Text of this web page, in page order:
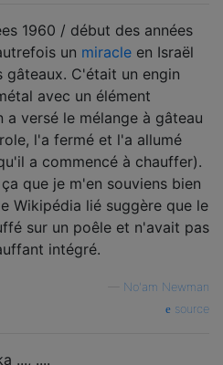
1960 / début des années
un miracle en Israël
gâteaux. C'était un engin
avec un élément
a versé le mélange à gâteau
l'a fermé et l'a allumé
a commencé à chauffer).
que je m'en souviens bien
Wikipédia lié suggère que le
sur un poêle et n'avait pas
intégré.
No'am Newman
source
..., ....